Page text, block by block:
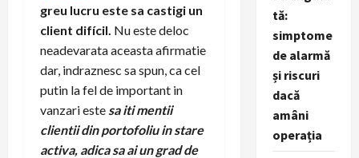
greu lucru este sa castigi un
client difícil. Nu este deloc
neadevarata aceasta afirmatie
dar, indraznesc sa spun, ca cel
putin la fel de important in
vanzari este sa iti mentii
clientii din portofoliu in stare
activa, adica sa ai un grad de
tă:
simptome
de alarmă
și riscuri
dacă
amâni
operația